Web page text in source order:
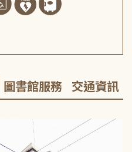
圖書館服務 交通資訊